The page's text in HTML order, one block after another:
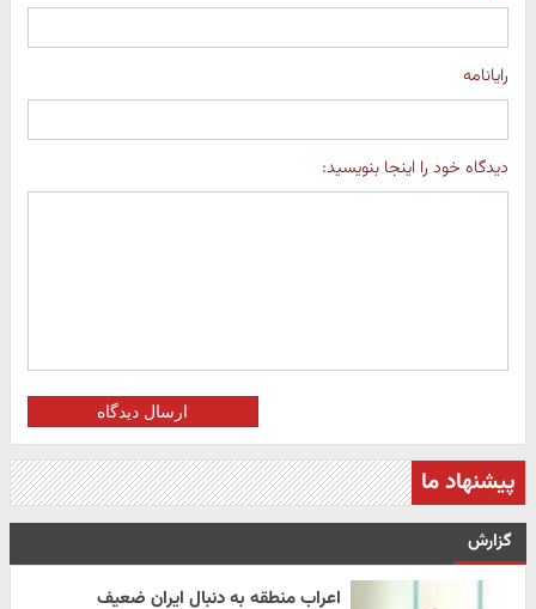
رایانامه
دیدگاه خود را اینجا بنویسید:
ارسال دیدگاه
پیشنهاد ما
گزارش
اعراب منطقه به دنبال ایران ضعیف